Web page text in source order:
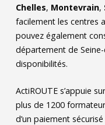
Chelles, Montevrain,
facilement les centres
pouvez également
département de
disponibilités.
ActiROUTE s’appuie
plus de 1200
d’un paiement